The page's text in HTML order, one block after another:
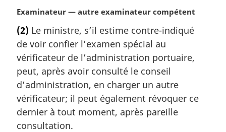
r
i
n
a
e
:
N
t
e
m
a
r
g
i
n
a
Examinateur — autre examinateur compétent
(2) Le ministre, s’il estime contre-indiqué
de voir confier l’examen spécial au
vérificateur de l’administration portuaire,
peut, après avoir consulté le conseil
d’administration, en charger un autre
vérificateur; il peut également révoquer ce
dernier à tout moment, après pareille
consultation.